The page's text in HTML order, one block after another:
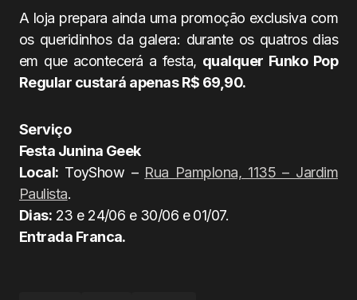
A loja prepara ainda uma promoção exclusiva com
os queridinhos da galera: durante os quatros dias
em que acontecerá a festa, qualquer Funko Pop
Regular custará apenas R$ 69,90.
Serviço
Festa Junina Geek
Local: ToyShow – Rua Pamplona, 1135 – Jardim
Paulista.
Dias: 23 e 24/06 e 30/06 e 01/07.
Entrada Franca.